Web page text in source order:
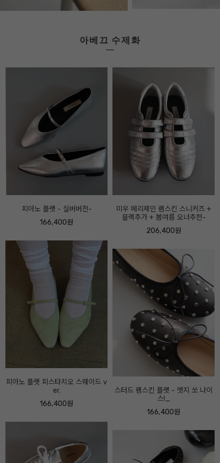
아베끄 수제화
미우 메리제인 램스킨 스니커즈 +
블랙추가 + 봄여름 오너추천-
스터드 램스킨 플랫 - 엣지 쏘 나이
스!_
아메끄메이드 FF 메리제인 레더 스
니커즈 -오너추천- 시그니처디자
인-
뮤 블랙 레더 앵클 -굽7센티-
262,400원